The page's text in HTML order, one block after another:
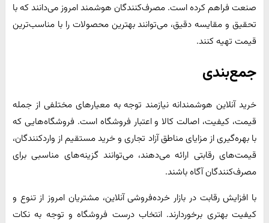
صنعت فراهم کرده است. مصرف‌کنندگان هوشمند امروز می‌دانند که با
تحقیق و مقایسه دقیق، می‌توانند بهترین محصولات را با مناسب‌ترین
قیمت تهیه کنند.
جمع‌بندی
خرید آنلاین هوشمندانه نیازمند توجه به معیارهای مختلفی از جمله
قیمت، کیفیت، اصالت کالا و اعتبار فروشگاه است. فروشگاه‌هایی که
با بهره‌گیری از مزایای مناطق آزاد تجاری و خرید مستقیم از واردکنندگان،
قیمت‌های رقابتی ارائه می‌دهند، می‌توانند گزینه‌های مناسبی برای
مصرف‌کنندگان آگاه باشند.
با افزایش رقابت در بازار خرده‌فروشی آنلاین، مشتریان امروز از تنوع و
کیفیت بهتری برخوردارند. انتخاب درست فروشگاه و توجه به نکات